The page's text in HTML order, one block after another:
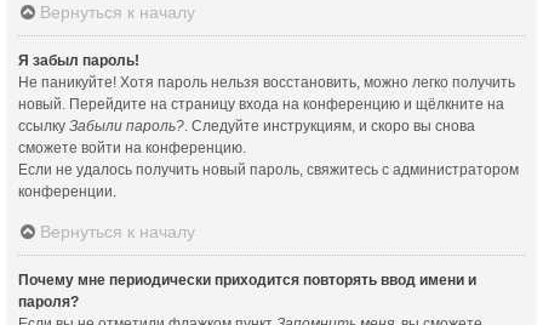
Вернуться к началу
Я забыл пароль!
Не паникуйте! Хотя пароль нельзя восстановить, можно легко получить
новый. Перейдите на страницу входа на конференцию и щёлкните на
ссылку Забыли пароль? . Следуйте инструкциям, и скоро вы снова
сможете войти на конференцию.
Если не удалось получить новый пароль, свяжитесь с администратором
конференции.
Вернуться к началу
Почему мне периодически приходится повторять ввод имени и
пароля?